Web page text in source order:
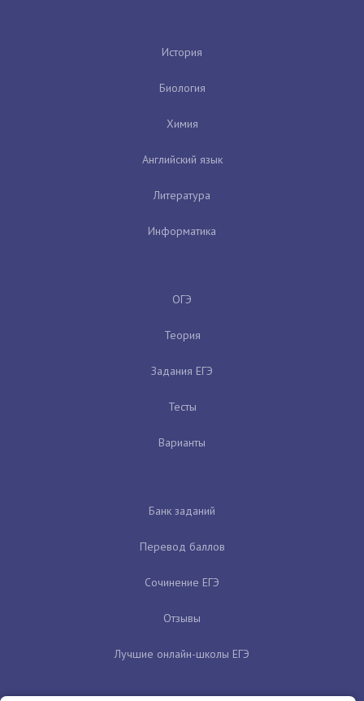
История
Биология
Химия
Английский язык
Литература
Информатика
ОГЭ
Теория
Задания ЕГЭ
Тесты
Варианты
Банк заданий
Перевод баллов
Сочинение ЕГЭ
Отзывы
Лучшие онлайн-школы ЕГЭ